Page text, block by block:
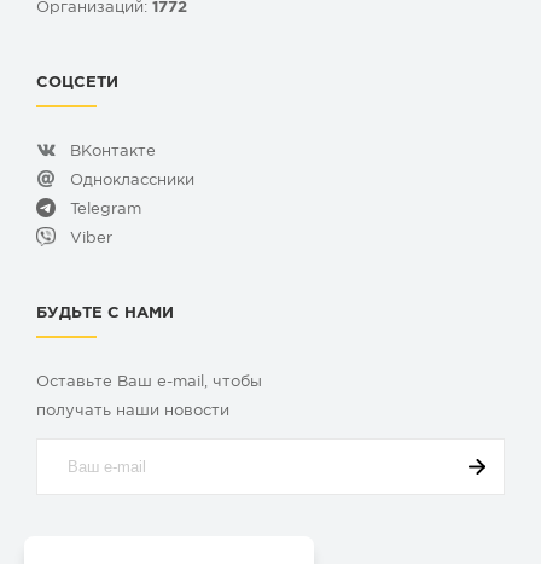
Организаций: 1772
СОЦСЕТИ
ВКонтакте
Одноклассники
Telegram
Viber
БУДЬТЕ С НАМИ
Оставьте Ваш e-mail, чтобы
получать наши новости